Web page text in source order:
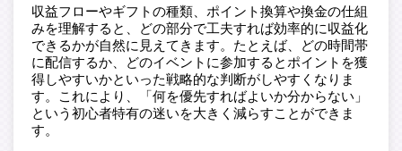
収益フローやギフトの種類、ポイント換算や換金の仕組
みを理解すると、どの部分で工夫すれば効率的に収益化
できるかが自然に見えてきます。たとえば、どの時間帯
に配信するか、どのイベントに参加するとポイントを獲
得しやすいかといった戦略的な判断がしやすくなりま
す。これにより、「何を優先すればよいか分からない」
という初心者特有の迷いを大きく減らすことができま
す。